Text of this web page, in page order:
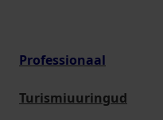
Professionaal
Turismiuuringud